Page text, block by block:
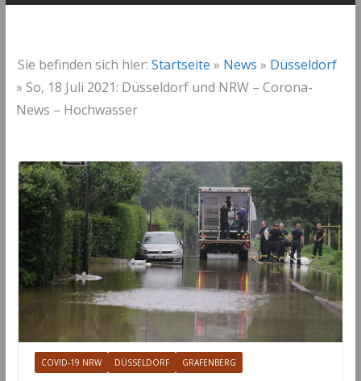
Sie befinden sich hier: Startseite » News » Düsseldorf
» So, 18 Juli 2021: Düsseldorf und NRW – Corona-
News – Hochwasser
COVID-19 NRW DÜSSELDORF GRAFENBERG